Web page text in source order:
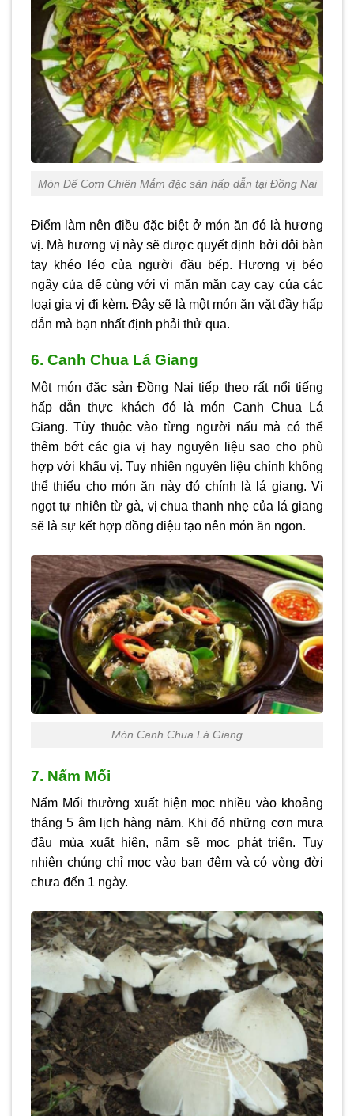
Món Dế Cơm Chiên Mắm đặc sản hấp dẫn tại Đồng Nai
Điểm làm nên điều đặc biệt ở món ăn đó là hương
vị. Mà hương vị này sẽ được quyết định bởi đôi bàn
tay khéo léo của người đầu bếp. Hương vị béo
ngậy của dế cùng với vị mặn mặn cay cay của các
loại gia vị đi kèm. Đây sẽ là một món ăn vặt đầy hấp
dẫn mà bạn nhất định phải thử qua.
6. Canh Chua Lá Giang
Một món đặc sản Đồng Nai tiếp theo rất nổi tiếng
hấp dẫn thực khách đó là món Canh Chua Lá
Giang. Tùy thuộc vào từng người nấu mà có thể
thêm bớt các gia vị hay nguyên liệu sao cho phù
hợp với khẩu vị. Tuy nhiên nguyên liệu chính không
thể thiếu cho món ăn này đó chính là lá giang. Vị
ngọt tự nhiên từ gà, vị chua thanh nhẹ của lá giang
sẽ là sự kết hợp đồng điệu tạo nên món ăn ngon.
Món Canh Chua Lá Giang
7. Nấm Mối
Nấm Mối thường xuất hiện mọc nhiều vào khoảng
tháng 5 âm lịch hàng năm. Khi đó những cơn mưa
đầu mùa xuất hiện, nấm sẽ mọc phát triển. Tuy
nhiên chúng chỉ mọc vào ban đêm và có vòng đời
chưa đến 1 ngày.